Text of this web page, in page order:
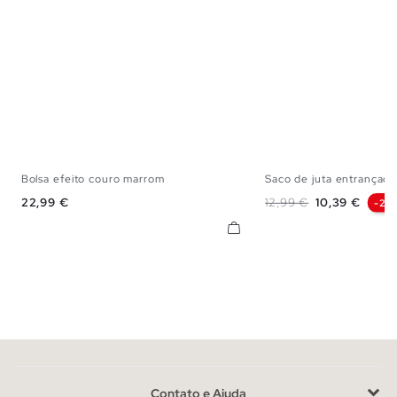
Bolsa efeito couro marrom
Preço
22,99 €
U
Saco de juta entrançada
Preço normal
12,99 € Preço
10,39 € -
Contato e Ajuda